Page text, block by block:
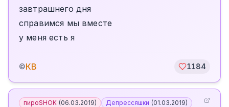
завтрашнего дня
справимся мы вместе
у меня есть я
©КВ 1184
пироSHOK (06.03.2019) Депрессяшки (01.03.2019)